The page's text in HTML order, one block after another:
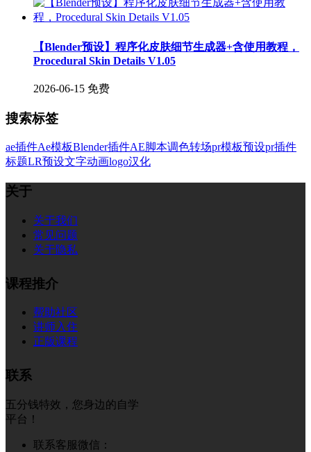
【Blender预设】程序化皮肤细节生成器+含使用教程，
Procedural Skin Details V1.05
2026-06-15 免费
搜索标签
ae插件Ae模板Blender插件AE脚本调色转场pr模板预设pr插件
标题LR预设文字动画logo汉化
关于
关于我们
常见问题
关于隐私
课程推介
帮助社区
讲师入住
正版课程
联系
五分钱特效，您身边的自学
平台！
联系客服微信：